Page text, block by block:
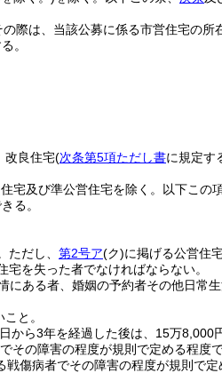
際は、当該公募に係る市営住宅の所
。
改良住宅(次条第5項ただし書に規定す
宅及び準公営住宅を除く。以下この
る。
ただし、 第2号ア(ク)に掲げる公営住
を失った者でなければならない。
ある者、婚姻の予約者その他日常
と。
から3年を経過した後は、15万8,000
その障害の程度が規則で定める程度
戦傷病者でその障害の程度が規則で